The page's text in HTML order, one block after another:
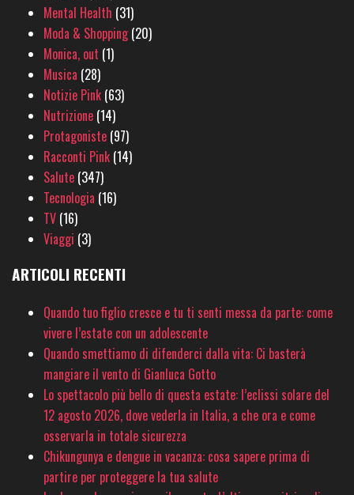
Mental Health (31)
Moda & Shopping(20)
Monica, out (1)
Musica (28)
Notizie Pink (63)
Nutrizione (14)
Protagoniste (97)
Racconti Pink (14)
Salute (347)
Tecnologia (16)
TV (16)
Viaggi (3)
ARTICOLI RECENTI
Quando tuo figlio cresce e tu ti senti messa da parte: come
vivere l’estate con un adolescente
Quando smettiamo di difenderci dalla vita: Ci basterà
mangiare il vento di Gianluca Gotto
Lo spettacolo più bello di questa estate: l’eclissi solare del
12 agosto 2026, dove vederla in Italia, a che ora e come
osservarla in totale sicurezza
Chikungunya e dengue in vacanza: cosa sapere prima di
partire per proteggere la tua salute